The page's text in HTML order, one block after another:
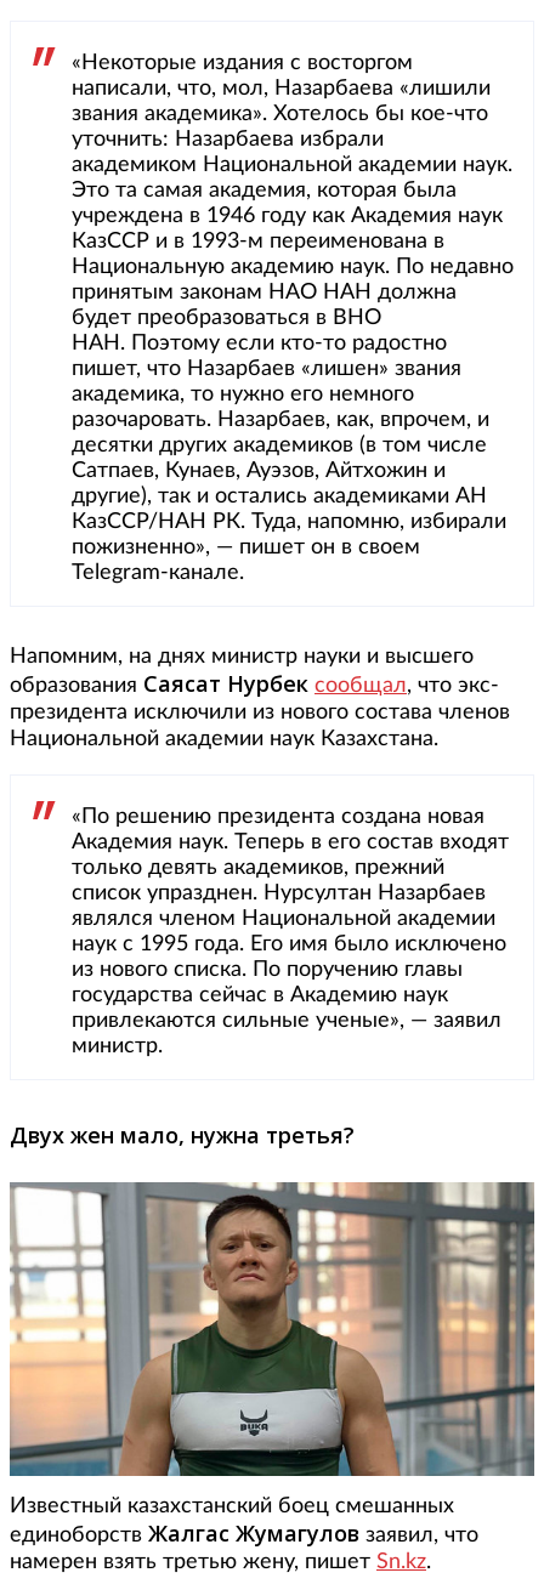
«Некоторые издания с восторгом
написали, что, мол, Назарбаева «лишили
звания академика». Хотелось бы кое-что
уточнить: Назарбаева избрали
академиком Национальной академии наук.
Это та самая академия, которая была
учреждена в 1946 году как Академия наук
КазССР и в 1993-м переименована в
Национальную академию наук. По недавно
принятым законам НАО НАН должна
будет преобразоваться в ВНО
НАН. Поэтому если кто-то радостно
пишет, что Назарбаев «лишен» звания
академика, то нужно его немного
разочаровать. Назарбаев, как, впрочем, и
десятки других академиков (в том числе
Сатпаев, Кунаев, Ауэзов, Айтхожин и
другие), так и остались академиками АН
КазССР/НАН РК. Туда, напомню, избирали
пожизненно», — пишет он в своем
Telegram-канале.
Напомним, на днях министр науки и высшего
образования Саясат Нурбек сообщал, что экс-
президента исключили из нового состава членов
Национальной академии наук Казахстана.
«По решению президента создана новая
Академия наук. Теперь в его состав входят
только девять академиков, прежний
список упразднен. Нурсултан Назарбаев
являлся членом Национальной академии
наук с 1995 года. Его имя было исключено
из нового списка. По поручению главы
государства сейчас в Академию наук
привлекаются сильные ученые», — заявил
министр.
Двух жен мало, нужна третья?
Известный казахстанский боец смешанных
единоборств Жалгас Жумагулов заявил, что
намерен взять третью жену, пишет Sn.kz.